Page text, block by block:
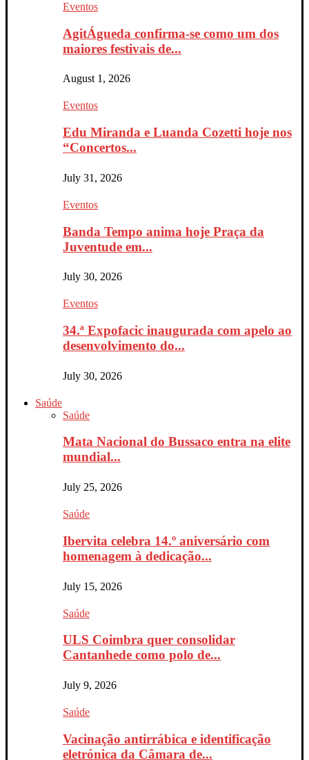
Eventos
AgitÁgueda confirma-se como um dos
maiores festivais de...
August 1, 2026
Eventos
Edu Miranda e Luanda Cozetti hoje nos
“Concertos...
July 31, 2026
Eventos
Banda Tempo anima hoje Praça da
Juventude em...
July 30, 2026
Eventos
34.ª Expofacic inaugurada com apelo ao
desenvolvimento do...
July 30, 2026
Saúde
Saúde
Mata Nacional do Bussaco entra na elite
mundial...
July 25, 2026
Saúde
Ibervita celebra 14.º aniversário com
homenagem à dedicação...
July 15, 2026
Saúde
ULS Coimbra quer consolidar
Cantanhede como polo de...
July 9, 2026
Saúde
Vacinação antirrábica e identificação
eletrónica da Câmara de...